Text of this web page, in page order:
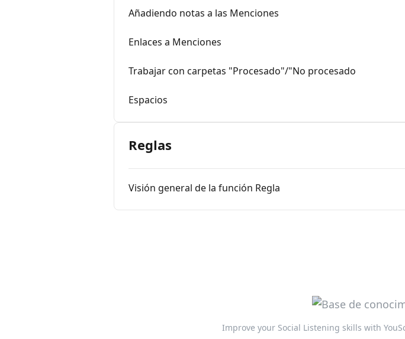
Añadiendo notas a las Menciones
Enlaces a Menciones
Trabajar con carpetas "Procesado"/"No procesado
Espacios
Reglas
Visión general de la función Regla
Improve your Social Listening skills with